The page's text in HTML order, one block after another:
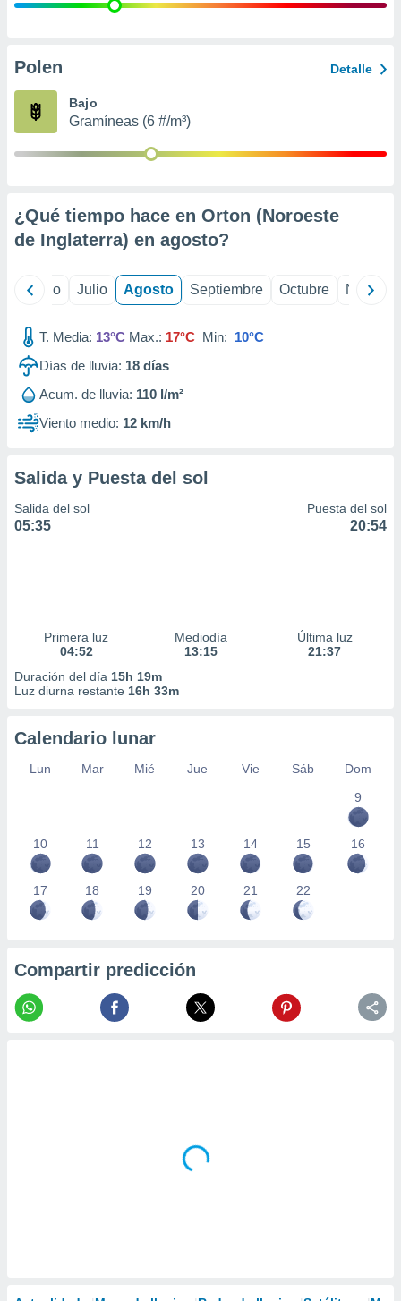
e
publicidad
Polen Detalle
Bajo
Gramíneas (6 #/m³)
¿Qué tiempo hace en Orton (Noroeste
de Inglaterra) en agosto?
Junio Julio Agosto Septiembre Octubre
T. Media: 13°C Max.: 17°C Min: 10°C
Días de lluvia: 18 días
Acum. de lluvia: 110 l/m²
Viento medio: 12 km/h
Salida y Puesta del sol
Salida del sol
05:35
Puesta del sol
20:54
Primera luz
04:52
Mediodía
13:15
Última luz
21:37
Duración del día 15h 19m
Luz diurna restante 16h 33m
Calendario lunar
Lun Mar Mié Jue Vie Sáb
Dom
9
10 11 12 13 14 15 16
17 18 19 20 21 22
Compartir predicción